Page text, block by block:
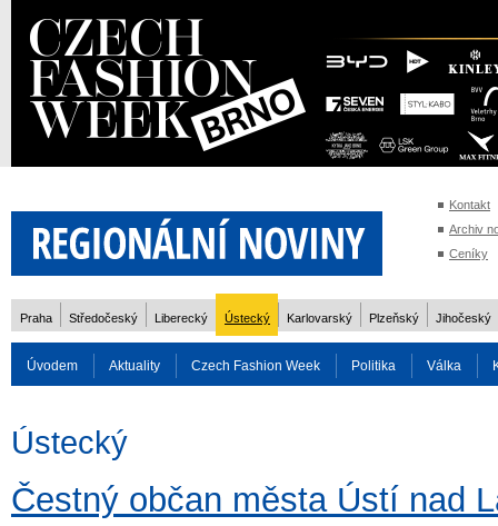
Kontakt
Archiv
Ceníky
Praha Středočeský Liberecký Ústecký Karlovarský Plzeňský Jihočeský
Úvodem Aktuality Czech Fashion Week Politika Válka
Rozhovory
Ústecký
Čestný občan města Ústí nad